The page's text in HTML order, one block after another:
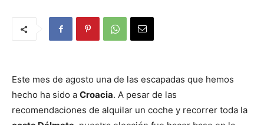
Este mes de agosto una de las escapadas que hemos
hecho ha sido a Croacia. A pesar de las
recomendaciones de alquilar un coche y recorrer toda la